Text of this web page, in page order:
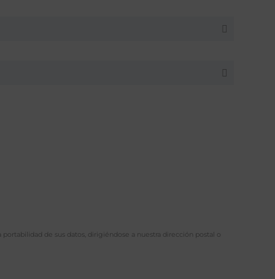
de sus datos, dirigiéndose a nuestra dirección postal o